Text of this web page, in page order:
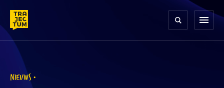
content
menu
NIEUWS